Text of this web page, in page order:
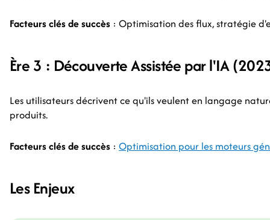
Facteurs clés de succès : Optimisation des flux, stratégie
Ère 3 : Découverte Assistée par l'IA
Les utilisateurs décrivent ce qu'ils veulent en langage
produits.
Facteurs clés de succès : Optimisation pour les moteurs
Les Enjeux